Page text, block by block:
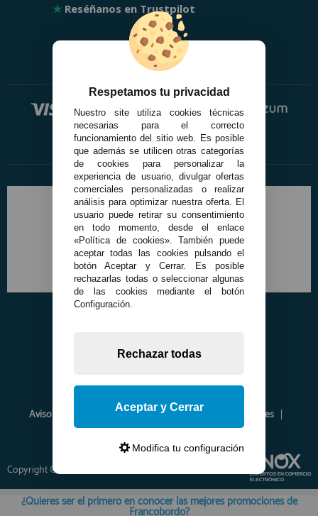
★ Reséñanos en Trustpilot
Aviso Legal Política de Privacidad
Política de Cookies
Envíos y Devoluciones
Opiniones
Copyright © 2026 www.francobordo.com
Respetamos tu privacidad
Nuestro site utiliza cookies técnicas
necesarias para el correcto
funcionamiento del sitio web. Es posible
que además se utilicen otras categorías
de cookies para personalizar la
experiencia de usuario, divulgar ofertas
comerciales personalizadas o realizar
análisis para optimizar nuestra oferta. El
usuario puede retirar su consentimiento
en todo momento, desde el enlace
«Política de cookies». También puede
aceptar todas las cookies pulsando el
botón Aceptar y Cerrar. Es posible
rechazarlas todas o seleccionar algunas
de las cookies mediante el botón
Configuración.
Rechazar todas
Aceptar y Cerrar
Modifica tu configuración
¿Quieres ser el primero en conocer las mejores promociones de
Francobordo?